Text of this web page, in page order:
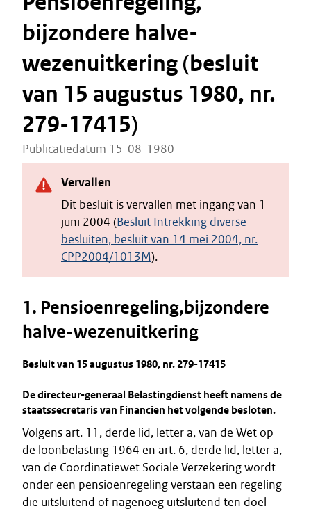
bijzondere halve-
wezenuitkering (besluit
van 15 augustus 1980, nr.
279-17415)
Publicatiedatum 15-08-1980
Vervallen
Dit besluit is vervallen met ingang van 1
juni 2004 (Besluit Intrekking diverse
besluiten, besluit van 14 mei 2004, nr.
CPP2004/1013M).
1. Pensioenregeling,bijzondere
halve-wezenuitkering
Besluit van 15 augustus 1980, nr. 279-17415
De directeur-generaal Belastingdienst heeft namens de
staatssecretaris van Financien het volgende besloten.
Volgens art. 11, derde lid, letter a, van de Wet op
de loonbelasting 1964 en art. 6, derde lid, letter a,
van de Coordinatiewet Sociale Verzekering wordt
onder een pensioenregeling verstaan een regeling
die uitsluitend of nagenoeg uitsluitend ten doel